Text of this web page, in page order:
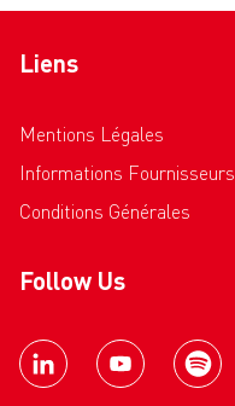
Liens
Mentions Légales
Informations Fournisseurs
Conditions Générales
Follow Us